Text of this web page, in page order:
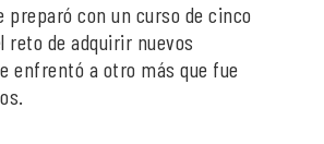
preparó con un curso de cinco
reto de adquirir nuevos
enfrentó a otro más que fue